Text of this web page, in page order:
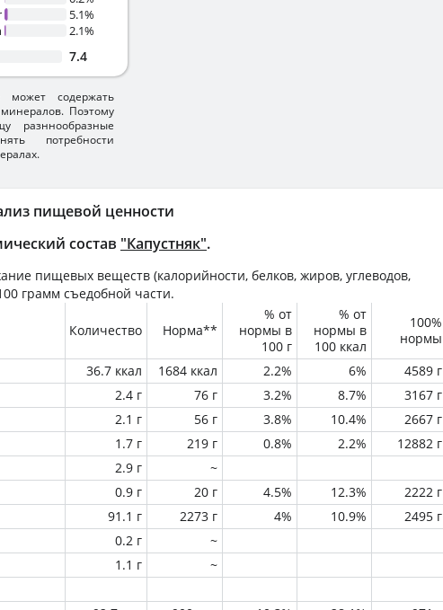
пищевой ценности
состав "Капустняк".
пищевых веществ (калорийности, белков, жиров, углеводов,
грамм съедобной части.
Количество Норма**
% от
нормы в
100 г
% от
нормы в
100 ккал
100%
нормы
36.7 ккал 1684 ккал 2.2% 6%
4589 г
2.4 г 76 г 3.2% 8.7%
3167 г
2.1 г 56 г 3.8% 10.4%
2667 г
1.7 г 219 г 0.8% 2.2%
12882 г
2.9 г
~
0.9 г 20 г 4.5% 12.3%
2222 г
91.1 г 2273 г 4% 10.9%
2495 г
0.2 г
~
1.1 г ~
5.1%
2.1%
7.4
может содержать
Поэтому
разннообразные
потребности